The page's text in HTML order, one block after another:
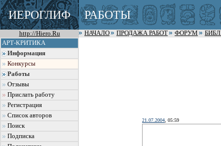
ИЕРОГЛИФ РАБОТЫ
http://Hiero.Ru НАЧАЛО ПРОДАЖА РАБОТ ФОРУМ
АРТ-КРИТИКА
Информация
Конкурсы
Работы
Отзывы
Прислать работу
Регистрация
Список авторов
Поиск
Подписка
21.07.2004 , 05:59